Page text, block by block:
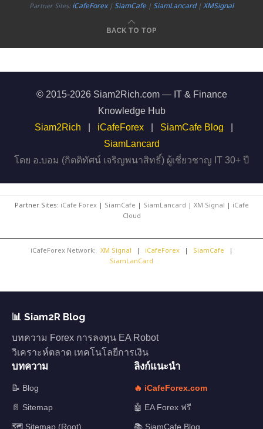
Partner Sites:iCafeForex|SiamCafe|SiamLancard|XMSignal
BACK TO TOP
© 2015-2026 Siam2Rich.com — IT & Finance
Knowledge Hub
Siam2Rich
iCafeForex SiamCafe Blog
SiamLancard
โดย อ.บอม (กิตติทัศน์ เจริญพนาสิทธิ์) ผู้เชี่ยวชาญ IT 30+ ปี
Partner Sites: iCafe Forex| SiamCafe | SiamLancard | XM Signal | iCafe
Cloud
iCafeForex Network: XM Signal | iCafeForex | SiamCafe
|
SiamLanCard
📊 Siam2R Blog
บทความ Forex การลงทุน EA Robot
วิเคราะห์ตลาด เทคโนโลยีการเงิน
บทความ
📝 Blog
📄 Sitemap
🗺️ Sitemap (Root)
ลิงก์แนะนำ
🔥 iCafeForex.com
🤖 EA Forex ฟรี
📚 SiamCafe Blog